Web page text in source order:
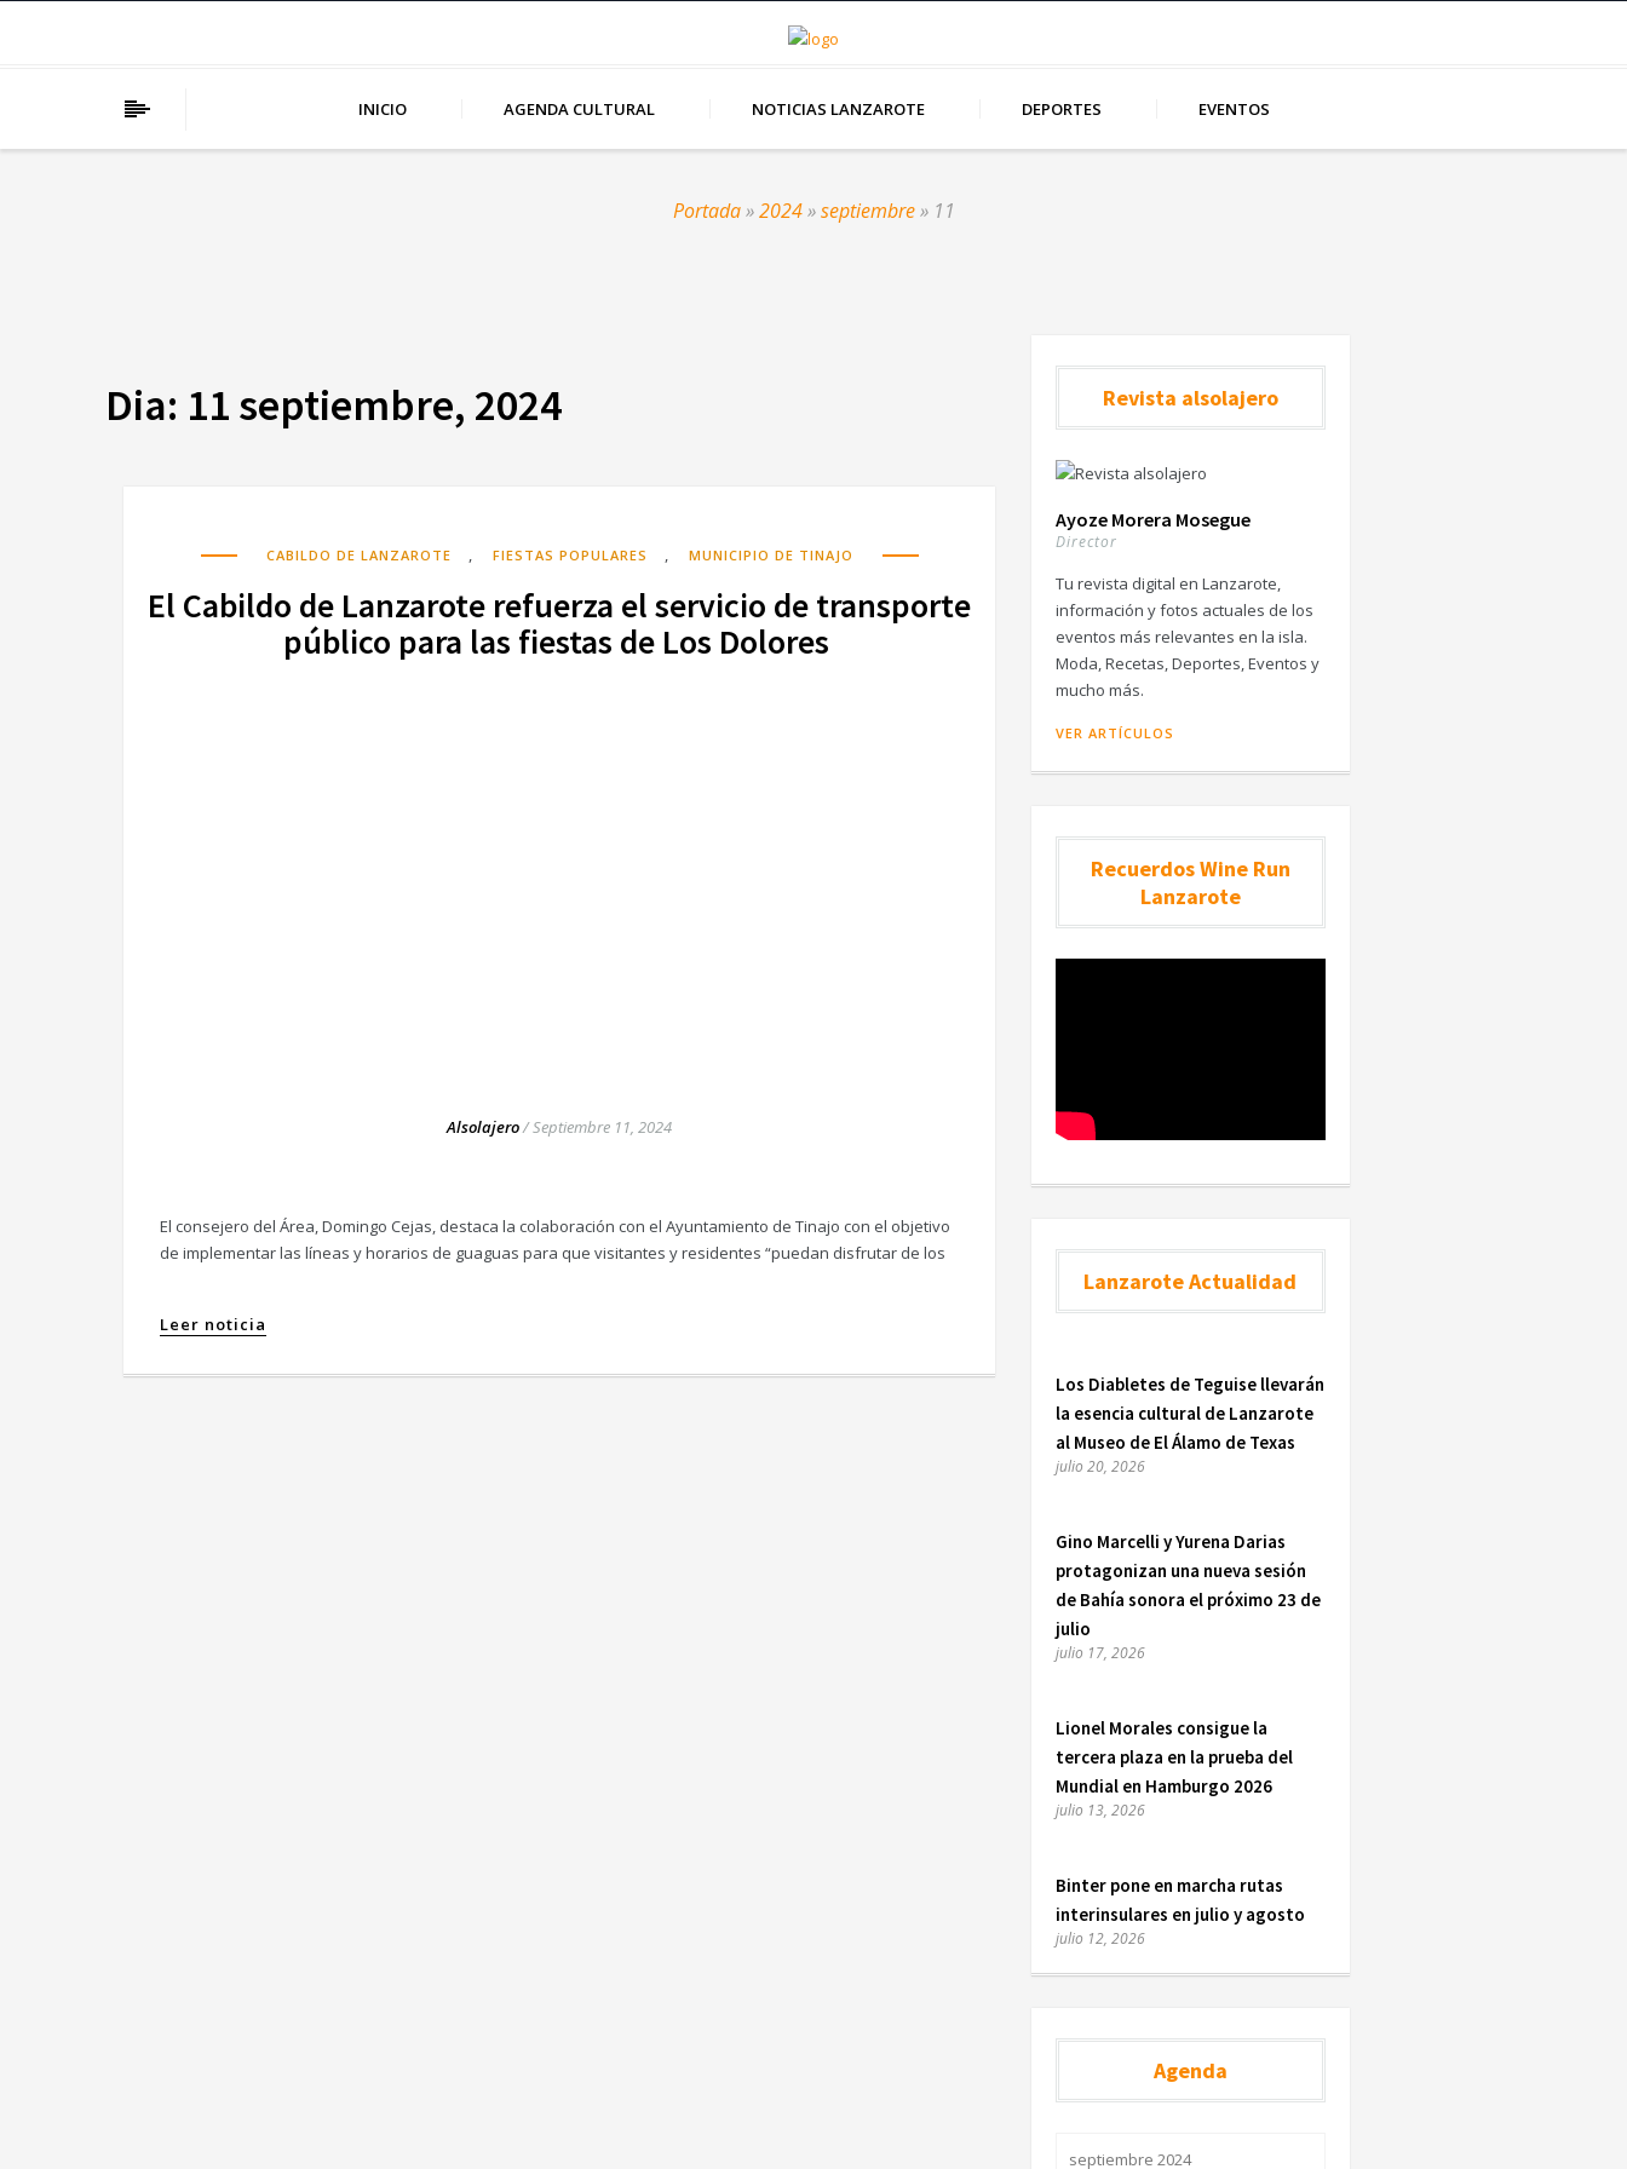
INICIO AGENDA CULTURAL NOTICIAS LANZAROTE DEPORTES EVENTOS
Portada»2024»septiembre» 11
Dia: 11 septiembre, 2024
CABILDO DE LANZAROTE , FIESTAS POPULARES , MUNICIPIO DE TINAJO
El Cabildo de Lanzarote refuerza el servicio de transporte
público para las fiestas de Los Dolores
Alsolajero/Septiembre 11, 2024
El consejero del Área, Domingo Cejas, destaca la colaboración con el Ayuntamiento de Tinajo con el objetivo
de implementar las líneas y horarios de guaguas para que visitantes y residentes “puedan disfrutar de los
Leer noticia
Revista alsolajero
Ayoze Morera Mosegue
Director
Tu revista digital en Lanzarote,
información y fotos actuales de los
eventos más relevantes en la isla.
Moda, Recetas, Deportes, Eventos y
mucho más.
VER ARTÍCULOS
Recuerdos Wine Run
Lanzarote
Lanzarote Actualidad
Los Diabletes de Teguise llevarán
la esencia cultural de Lanzarote
al Museo de El Álamo de Texas
julio 20, 2026
Gino Marcelli y Yurena Darias
protagonizan una nueva sesión
de Bahía sonora el próximo 23 de
julio
julio 17, 2026
Lionel Morales consigue la
tercera plaza en la prueba del
Mundial en Hamburgo 2026
julio 13, 2026
Binter pone en marcha rutas
interinsulares en julio y agosto
julio 12, 2026
Agenda
septiembre 2024